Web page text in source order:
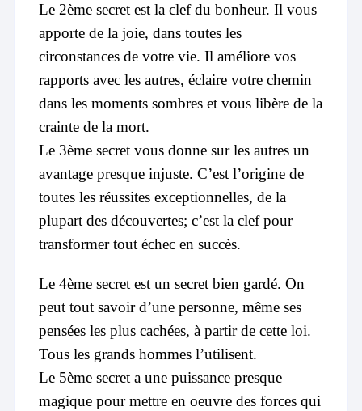
Le 2ème secret est la clef du bonheur. Il vous
apporte de la joie, dans toutes les
circonstances de votre vie. Il améliore vos
rapports avec les autres, éclaire votre chemin
dans les moments sombres et vous libère de la
crainte de la mort.
Le 3ème secret vous donne sur les autres un
avantage presque injuste. C’est l’origine de
toutes les réussites exceptionnelles, de la
plupart des découvertes; c’est la clef pour
transformer tout échec en succès.
Le 4ème secret est un secret bien gardé. On
peut tout savoir d’une personne, même ses
pensées les plus cachées, à partir de cette loi.
Tous les grands hommes l’utilisent.
Le 5ème secret a une puissance presque
magique pour mettre en oeuvre des forces qui